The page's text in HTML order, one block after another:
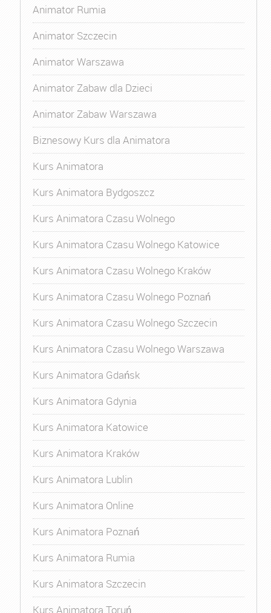
Animator Rumia
Animator Szczecin
Animator Warszawa
Animator Zabaw dla Dzieci
Animator Zabaw Warszawa
Biznesowy Kurs dla Animatora
Kurs Animatora
Kurs Animatora Bydgoszcz
Kurs Animatora Czasu Wolnego
Kurs Animatora Czasu Wolnego Katowice
Kurs Animatora Czasu Wolnego Kraków
Kurs Animatora Czasu Wolnego Poznań
Kurs Animatora Czasu Wolnego Szczecin
Kurs Animatora Czasu Wolnego Warszawa
Kurs Animatora Gdańsk
Kurs Animatora Gdynia
Kurs Animatora Katowice
Kurs Animatora Kraków
Kurs Animatora Lublin
Kurs Animatora Online
Kurs Animatora Poznań
Kurs Animatora Rumia
Kurs Animatora Szczecin
Kurs Animatora Toruń